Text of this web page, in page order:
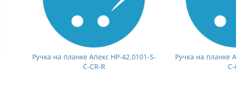
Ручка на планке Апекс НР-42.0101-S-
C-CR-R
Ручка на планке